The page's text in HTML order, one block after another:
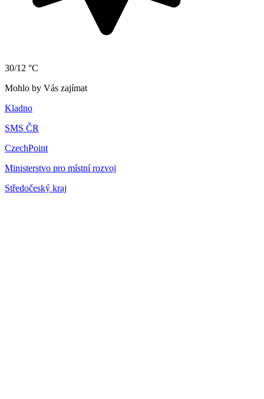
30/12 °C
Mohlo by Vás zajímat
Kladno
SMS ČR
CzechPoint
Ministerstvo pro místní rozvoj
Středočeský kraj